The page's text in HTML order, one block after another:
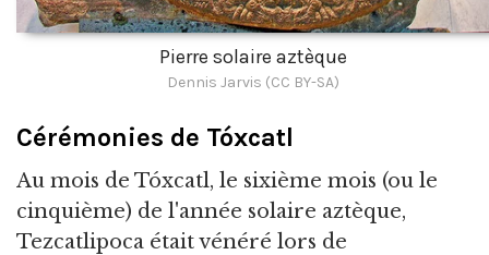
Pierre solaire aztèque
Dennis Jarvis (CC BY-SA)
Cérémonies de Tóxcatl
Au mois de Tóxcatl, le sixième mois (ou le
cinquième) de l'année solaire aztèque,
Tezcatlipoca était vénéré lors de